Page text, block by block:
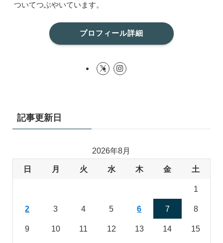
ついてつぶやいています。
プロフィール詳細
記事更新日
2026年8月
日 月 火 水 木 金 土
1
2 3 4 5 6 7 8
9 10 11 12 13 14 15